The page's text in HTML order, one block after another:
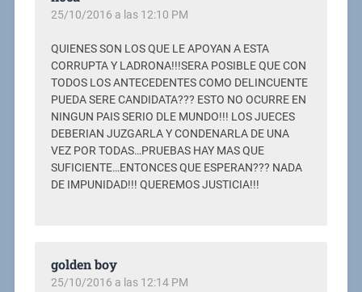
25/10/2016 a las 12:10 PM
QUIENES SON LOS QUE LE APOYAN A ESTA
CORRUPTA Y LADRONA!!!SERA POSIBLE QUE CON
TODOS LOS ANTECEDENTES COMO DELINCUENTE
PUEDA SERE CANDIDATA??? ESTO NO OCURRE EN
NINGUN PAIS SERIO DLE MUNDO!!! LOS JUECES
DEBERIAN JUZGARLA Y CONDENARLA DE UNA
VEZ POR TODAS…PRUEBAS HAY MAS QUE
SUFICIENTE…ENTONCES QUE ESPERAN??? NADA
DE IMPUNIDAD!!! QUEREMOS JUSTICIA!!!
golden boy
25/10/2016 a las 12:14 PM